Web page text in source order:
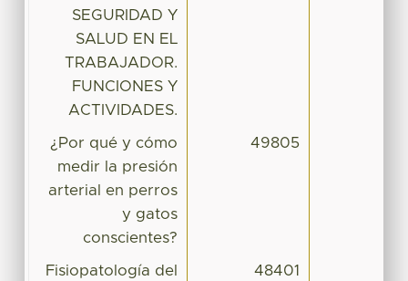
SEGURIDAD Y
SALUD EN EL
TRABAJADOR.
FUNCIONES Y
ACTIVIDADES.
¿Por qué y cómo
medir la presión
arterial en perros
y gatos
conscientes?
49805
Fisiopatología del
48401